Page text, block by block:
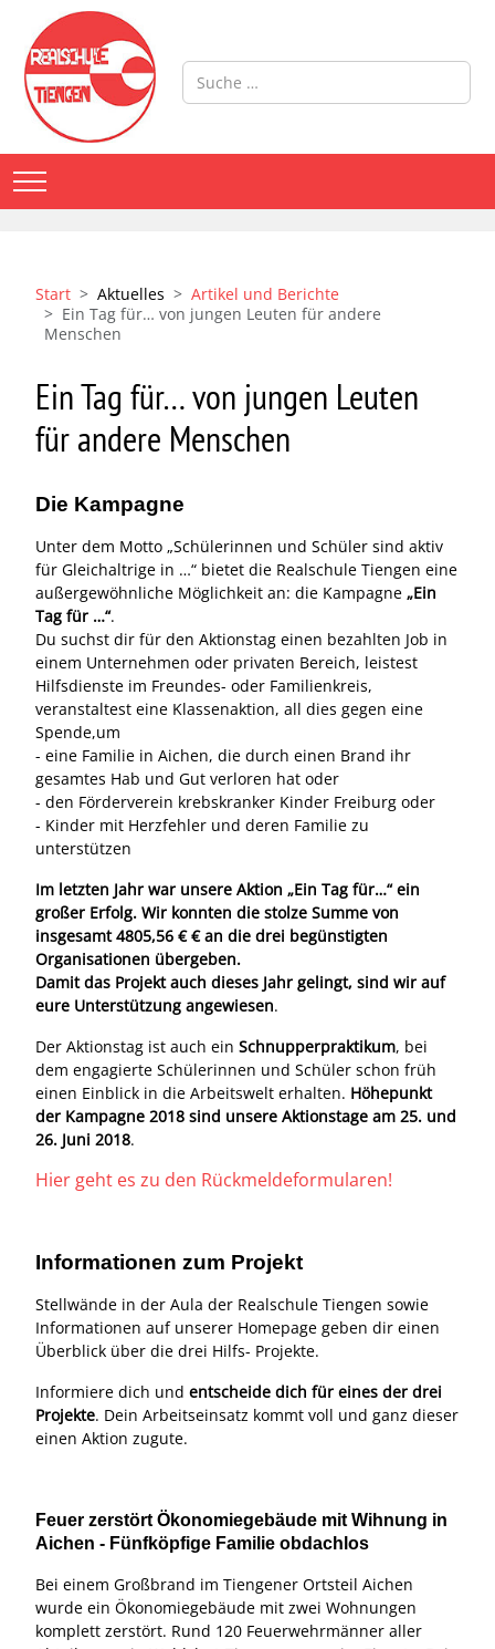
Suchen
Mobile Menu Toggle
Start Aktuelles
Artikel und Berichte
Ein Tag für… von jungen Leuten für andere
Menschen
Ein Tag für… von jungen Leuten
für andere Menschen
Die Kampagne
Unter dem Motto „Schülerinnen und Schüler sind aktiv
für Gleichaltrige in …“ bietet die Realschule Tiengen eine
außergewöhnliche Möglichkeit an: die Kampagne „Ein
Tag für …“.
Du suchst dir für den Aktionstag einen bezahlten Job in
einem Unternehmen oder privaten Bereich, leistest
Hilfsdienste im Freundes- oder Familienkreis,
veranstaltest eine Klassenaktion, all dies gegen eine
Spende,um
- eine Familie in Aichen, die durch einen Brand ihr
gesamtes Hab und Gut verloren hat oder
- den Förderverein krebskranker Kinder Freiburg oder
- Kinder mit Herzfehler und deren Familie zu
unterstützen
Im letzten Jahr war unsere Aktion „Ein Tag für…“ ein
großer Erfolg. Wir konnten die stolze Summe von
insgesamt 4805,56 € € an die drei begünstigten
Organisationen übergeben.
Damit das Projekt auch dieses Jahr gelingt, sind wir auf
eure Unterstützung angewiesen.
Der Aktionstag ist auch ein Schnupperpraktikum, bei
dem engagierte Schülerinnen und Schüler schon früh
einen Einblick in die Arbeitswelt erhalten. Höhepunkt
der Kampagne 2018 sind unsere Aktionstage am 25. und
26. Juni 2018.
Hier geht es zu den Rückmeldeformularen!
Informationen zum Projekt
Stellwände in der Aula der Realschule Tiengen sowie
Informationen auf unserer Homepage geben dir einen
Überblick über die drei Hilfs- Projekte.
Informiere dich und entscheide dich für eines der drei
Projekte. Dein Arbeitseinsatz kommt voll und ganz dieser
einen Aktion zugute.
Feuer zerstört Ökonomiegebäude mit Wihnung in
Aichen - Fünfköpfige Familie obdachlos
Bei einem Großbrand im Tiengener Ortsteil Aichen
wurde ein Ökonomiegebäude mit zwei Wohnungen
komplett zerstört. Rund 120 Feuerwehrmänner aller